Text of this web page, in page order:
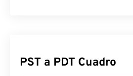
PST a PDT Cuadro